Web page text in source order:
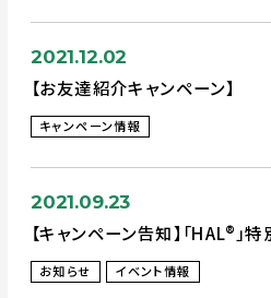
2021.12.02
【お友達紹介キャンペーン】
キャンペーン情報
2021.09.23
【キャンペーン告知】「HAL®︎」
お知らせ イベント情報